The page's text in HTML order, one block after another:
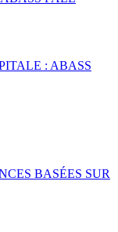
: ABASS
BASÉES SUR